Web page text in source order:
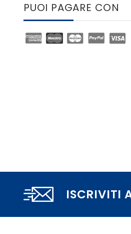
PUOI PAGARE CON
ISCRIVITI